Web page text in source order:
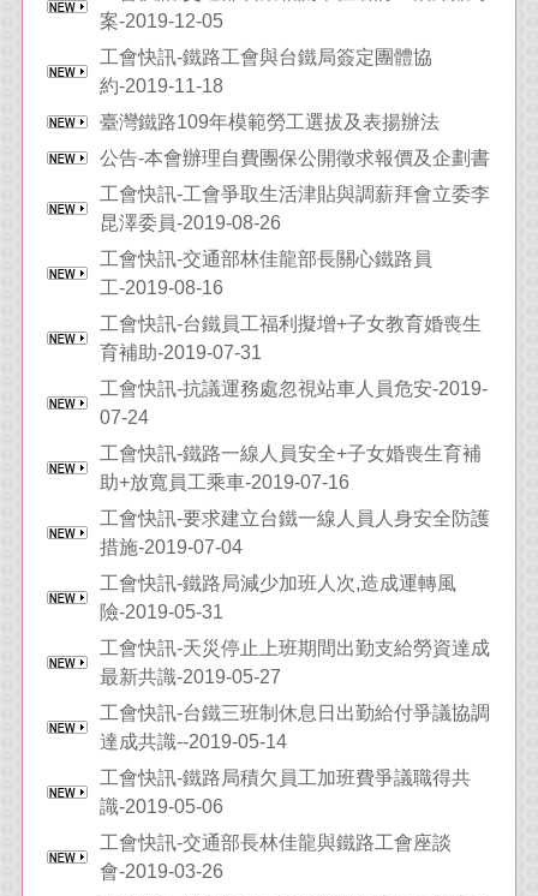
案-2019-12-05
工會快訊-鐵路工會與台鐵局簽定團體協
約-2019-11-18
臺灣鐵路109年模範勞工選拔及表揚辦法
公告-本會辦理自費團保公開徵求報價及企劃書
工會快訊-工會爭取生活津貼與調薪拜會立委李
昆澤委員-2019-08-26
工會快訊-交通部林佳龍部長關心鐵路員
工-2019-08-16
工會快訊-台鐵員工福利擬增+子女教育婚喪生
育補助-2019-07-31
工會快訊-抗議運務處忽視站車人員危安-2019-
07-24
工會快訊-鐵路一線人員安全+子女婚喪生育補
助+放寬員工乘車-2019-07-16
工會快訊-要求建立台鐵一線人員人身安全防護
措施-2019-07-04
工會快訊-鐵路局減少加班人次,造成運轉風
險-2019-05-31
工會快訊-天災停止上班期間出勤支給勞資達成
最新共識-2019-05-27
工會快訊-台鐵三班制休息日出勤給付爭議協調
達成共識--2019-05-14
工會快訊-鐵路局積欠員工加班費爭議職得共
識-2019-05-06
工會快訊-交通部長林佳龍與鐵路工會座談
會-2019-03-26